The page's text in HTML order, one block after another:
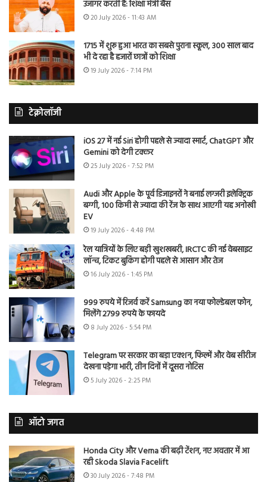
उजागर करती है: शिक्षा मंत्री बैंस
20 July 2026 - 11:43 AM
1715 में शुरू हुआ भारत का सबसे पुराना स्कूल, 300 साल बाद
भी दे रहा है हजारों छात्रों को शिक्षा
19 July 2026 - 7:14 PM
टेक्नोलॉजी
iOS 27 में नई Siri होगी पहले से ज्यादा स्मार्ट, ChatGPT और
Gemini को देगी टक्कर
25 July 2026 - 7:52 PM
Audi और Apple के पूर्व डिजाइनरों ने बनाई लग्जरी इलेक्ट्रिक
बग्गी, 100 किमी से ज्यादा की रेंज के साथ आएगी यह अनोखी
EV
19 July 2026 - 4:48 PM
रेल यात्रियों के लिए बड़ी खुशखबरी, IRCTC की नई वेबसाइट
लॉन्च, टिकट बुकिंग होगी पहले से आसान और तेज
16 July 2026 - 1:45 PM
999 रुपये में रिजर्व करें Samsung का नया फोल्डेबल फोन,
मिलेंगे 2799 रुपये के फायदे
8 July 2026 - 5:54 PM
Telegram पर सरकार का बड़ा एक्शन, फिल्में और वेब सीरीज
देखना पड़ेगा भारी, तीन दिनों में दूसरा नोटिस
5 July 2026 - 2:25 PM
ऑटो जगत
Honda City और Verna की बढ़ी टेंशन, नए अवतार में आ
रही Skoda Slavia Facelift
30 July 2026 - 7:48 PM